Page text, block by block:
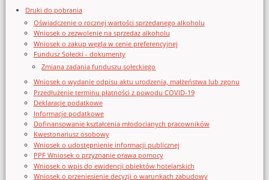
Druki do pobrania
Oświadczenie o rocznej wartości sprzedanego alkoholu
Wniosek o zezwolenie na sprzedaz alkoholu
Wniosek o zakup węgla w cenie preferencyjnej
Fundusz Sołecki - dokumenty
Zmiana zadania funduszu sołeckiego
Wniosek o wydanie odpisu aktu urodzenia, małżeństwa lub zgonu
Przedłużenie terminu płatności z powodu COVID-19
Deklaracje podatkowe
Informacje podatkowe
Dofinansowanie kształcenia młodocianych pracowników
Kwestonariusz osobowy
Wniosek o udostępnienie informacji publicznej
PPF Wniosek o przyznanie prawa pomocy
Wniosek o wpis do ewidencji obiektów hotelarskich
Wniosek o przeniesienie decyzji o warunkach zabudowy